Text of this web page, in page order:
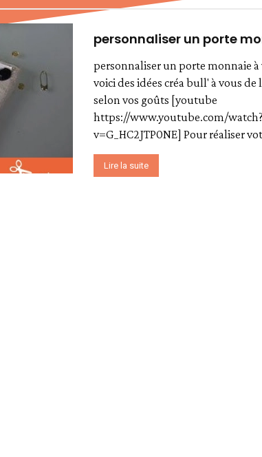
personnaliser un porte
personnaliser un porte monnaie à
voici des idées créa bull' à vous de
selon vos goûts [youtube
https://www.youtube.com/watch?
v=G_HC2JTP0NE] Pour réaliser
Lire la suite